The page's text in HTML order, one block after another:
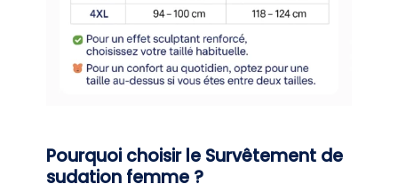
Pourquoi choisir le Survêtement de
sudation femme ?